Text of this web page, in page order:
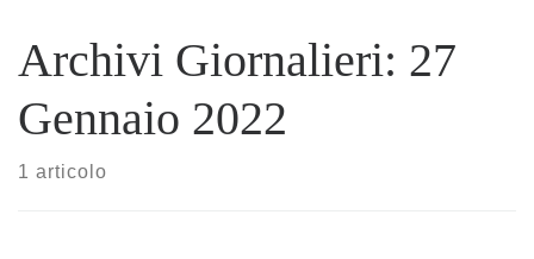
Archivi Giornalieri: 27
Gennaio 2022
1 articolo